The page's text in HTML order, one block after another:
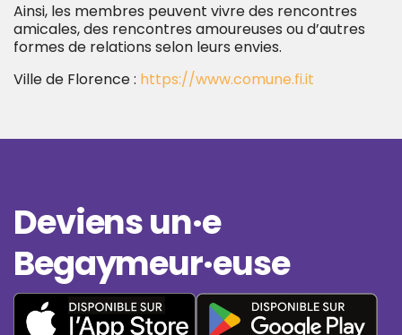
Ainsi, les membres peuvent vivre des rencontres
amicales, des rencontres amoureuses ou d’autres
formes de relations selon leurs envies.
Ville de Florence : https://www.comune.fi.it
Deviens un·e
Begaymeur·euse